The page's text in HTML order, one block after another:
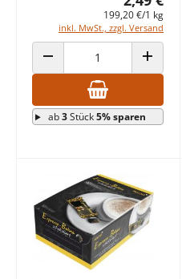
199,20 €/1 kg
inkl. MwSt., zzgl. Versand
ANZAHL VERRINGERN
ab3Stück5% sparen